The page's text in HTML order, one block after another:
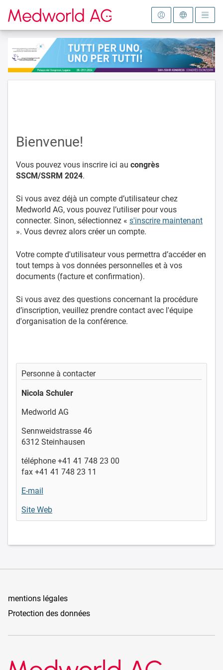
Vers la page d'accueil
Bienvenue!
Vous pouvez vous inscrire ici au congrès
SSCM/SSRM 2024.
Si vous avez déjà un compte d’utilisateur chez
Medworld AG, vous pouvez l’utiliser pour vous
connecter. Sinon, sélectionnez « s'inscrire maintenant
». Vous devrez alors créer un compte.
Votre compte d'utilisateur vous permettra d’accéder en
tout temps à vos données personnelles et à vos
documents (facture et confirmation).
Si vous avez des questions concernant la procédure
d’inscription, veuillez prendre contact avec l'équipe
d'organisation de la conférence.
Personne à contacter
Nicola Schuler
Medworld AG
Sennweidstrasse 46
6312 Steinhausen
téléphone +41 41 748 23 00
fax +41 41 748 23 11
E-mail
Site Web
mentions légales
Protection des données
Medworld AG